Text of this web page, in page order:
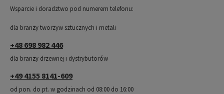
Wsparcie i doradztwo pod numerem telefonu:
dla branży tworzyw sztucznych i metali
+48 698 982 446
dla branży drzewnej i dystrybutorów
+49 4155 8141-609
od pon. do pt. w godzinach od 08:00 do 16:00